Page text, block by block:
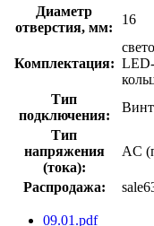
Диаметр
отверстия, мм:
16
Комплектация:
Тип
подключения:
Тип
напряжения
(тока):
AC
Распродажа:
09.01.pdf